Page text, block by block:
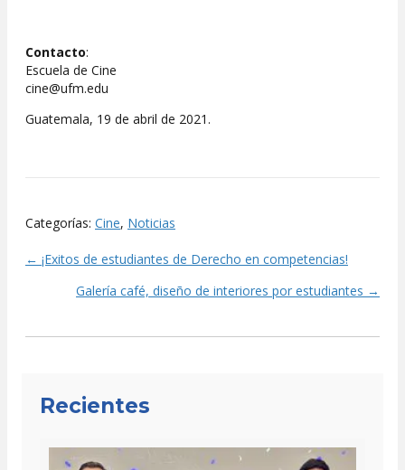
Contacto:
Escuela de Cine
cine@ufm.edu
Guatemala, 19 de abril de 2021.
Categorías: Cine, Noticias
Posts
navigation
← ¡Exitos de estudiantes de Derecho en competencias!
Galería café, diseño de interiores por estudiantes →
Recientes